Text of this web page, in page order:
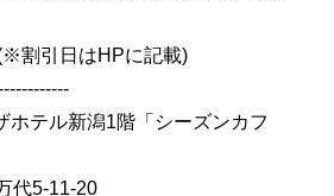
割引日はHPに記載)
ホテル新潟1階「シーズンカフ
代5-11-20